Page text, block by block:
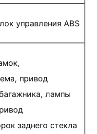
управления ABS
привод
лампы
заднего стекла